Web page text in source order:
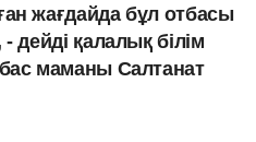
жағдайда бұл отбасы
қалалық білім
маманы Салтанат